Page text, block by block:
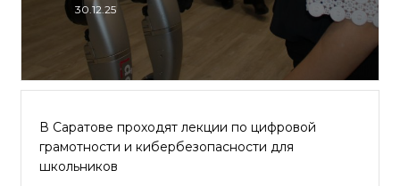
30.12.25
В Саратове проходят лекции по цифровой
грамотности и кибербезопасности для
школьников